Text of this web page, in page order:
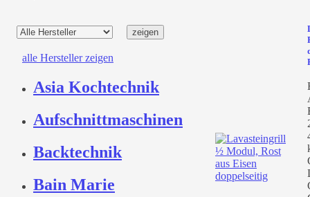
alle Hersteller zeigen
Asia Kochtechnik
Aufschnittmaschinen
Backtechnik
Bain Marie